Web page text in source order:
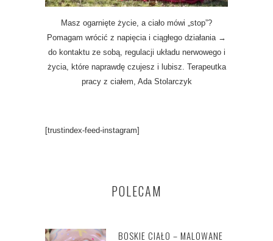
Masz ogarnięte życie, a ciało mówi „stop”?
Pomagam wrócić z napięcia i ciągłego działania →
do kontaktu ze sobą, regulacji układu nerwowego i
życia, które naprawdę czujesz i lubisz. Terapeutka
pracy z ciałem, Ada Stolarczyk
[trustindex-feed-instagram]
POLECAM
BOSKIE CIAŁO – MALOWANE